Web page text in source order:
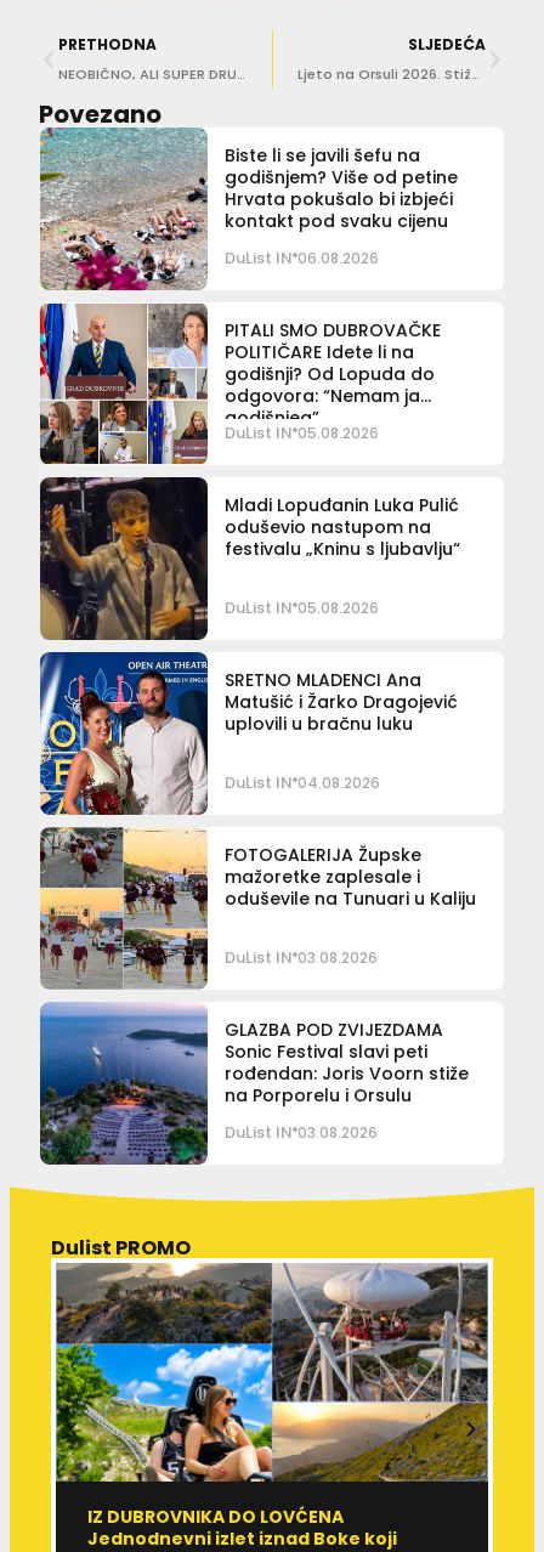
PRETHODNA
NEOBIČNO, ALI SUPER DRUŠTVO! Jutarnja kava u društvu pernatog prijatelja
SLJEDEĆA
Ljeto na Orsuli 2026. Stižu Josipa Lisac, Silente, Edo Maajka & Who See, Partibrejkersi, Vlatko Stefanovski…
Povezano
Biste li se javili šefu na
godišnjem? Više od petine
Hrvata pokušalo bi izbjeći
kontakt pod svaku cijenu
DuList IN 06.08.2026
PITALI SMO DUBROVAČKE
POLITIČARE Idete li na
godišnji? Od Lopuda do
odgovora: “Nemam ja
godišnjeg”
DuList IN 05.08.2026
Mladi Lopuđanin Luka Pulić
oduševio nastupom na
festivalu „Kninu s ljubavlju“
DuList IN 05.08.2026
SRETNO MLADENCI Ana
Matušić i Žarko Dragojević
uplovili u bračnu luku
DuList IN 04.08.2026
FOTOGALERIJA Župske
mažoretke zaplesale i
oduševile na Tunuari u Kaliju
DuList IN 03.08.2026
GLAZBA POD ZVIJEZDAMA
Sonic Festival slavi peti
rođendan: Joris Voorn stiže
na Porporelu i Orsulu
DuList IN 03.08.2026
Dulist PROMO
IZ DUBROVNIKA DO LOVĆENA
Jednodnevni izlet iznad Boke koji